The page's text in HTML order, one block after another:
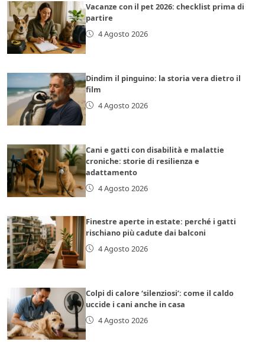
Vacanze con il pet 2026: checklist prima di
partire
4 Agosto 2026
Dindim il pinguino: la storia vera dietro il
film
4 Agosto 2026
Cani e gatti con disabilità e malattie
croniche: storie di resilienza e
adattamento
4 Agosto 2026
Finestre aperte in estate: perché i gatti
rischiano più cadute dai balconi
4 Agosto 2026
Colpi di calore ‘silenziosi’: come il caldo
uccide i cani anche in casa
4 Agosto 2026